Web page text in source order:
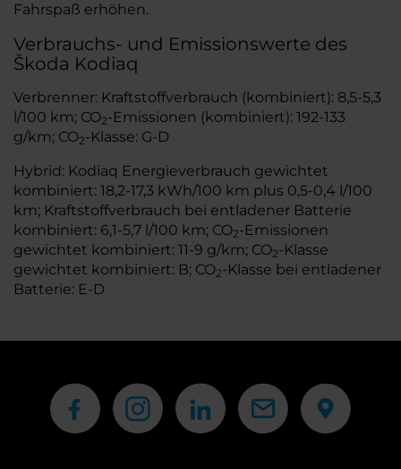
Fahrspaß erhöhen.
Verbrauchs- und Emissionswerte des
Škoda Kodiaq
Verbrenner: Kraftstoffverbrauch (kombiniert): 8,5-5,3
l/100 km; CO2-Emissionen (kombiniert): 192-133
g/km; CO2-Klasse: G-D
Hybrid: Kodiaq Energieverbrauch gewichtet
kombiniert: 18,2-17,3 kWh/100 km plus 0,5-0,4 l/100
km; Kraftstoffverbrauch bei entladener Batterie
kombiniert: 6,1-5,7 l/100 km; CO2-Emissionen
gewichtet kombiniert: 11-9 g/km; CO2-Klasse
gewichtet kombiniert: B; CO2-Klasse bei entladener
Batterie: E-D